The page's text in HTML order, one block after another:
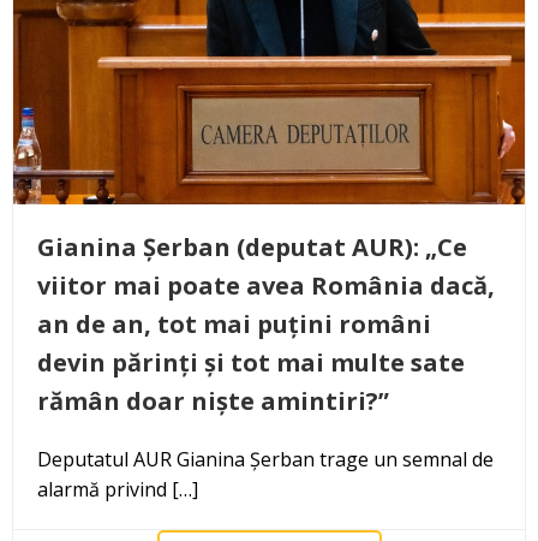
Gianina Șerban (deputat AUR): „Ce
viitor mai poate avea România dacă,
an de an, tot mai puțini români
devin părinți și tot mai multe sate
rămân doar niște amintiri?”
Deputatul AUR Gianina Șerban trage un semnal de
alarmă privind […]